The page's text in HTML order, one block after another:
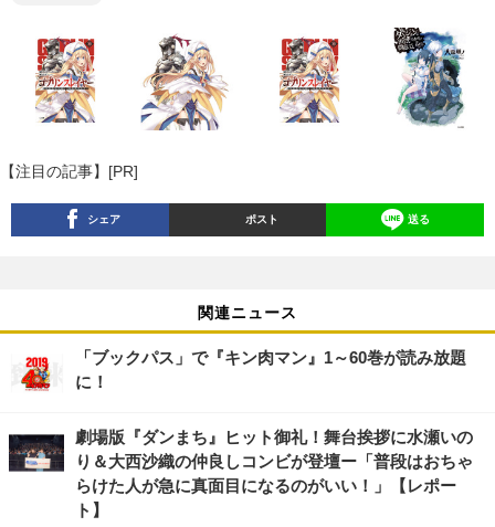
【注目の記事】[PR]
シェア ポスト 送る
関連ニュース
「ブックパス」で『キン肉マン』1～60巻が読み放題
に！
劇場版『ダンまち』ヒット御礼！舞台挨拶に水瀬いの
り＆大西沙織の仲良しコンビが登壇ー「普段はおちゃ
らけた人が急に真面目になるのがいい！」【レポー
ト】